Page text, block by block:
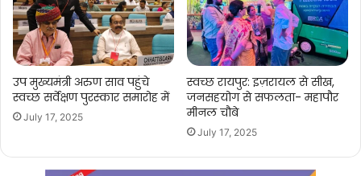
उप मुख्यमंत्री अरुण साव पहुंचे
स्वच्छ सर्वेक्षण पुरस्कार समारोह में
July 17, 2025
स्वच्छ रायपुर: इज़रायल से सीख,
जनसहयोग से सफलता- महापौर
मीनल चौबे
July 17, 2025